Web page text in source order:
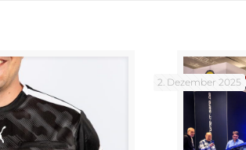
2. Dezember 2025